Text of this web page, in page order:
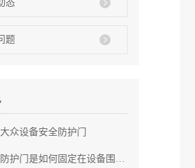
态
题
众设备安全防护门
门是如何固定在设备围栏上的 有哪些作用